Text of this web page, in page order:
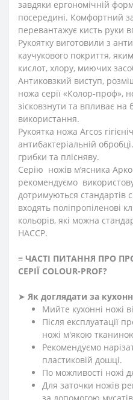
завдяки ергономічній
посередині. Комфортний
перевантажує кисть руки
Рукоятку виготовили з
каучукового покриття,
кислот, хлору, миючих
Антиковзкий виступ,
ножа серії «Колор-проф»,
зісковзнути та впливає на
використання.
Рукоятка ножа Аrcos
антибактеріальній
грибки та плісняву.
Серію ножів м’ясника
рекомендуємо
дотримуються стандартів
входять поліпропіленові
кольорів, які можна
НАССР.
≡ ЧАСТІ ПИТАННЯ ПРО
СЕРІЇ СOLOUR-PROF?
➤ Як доглядати за
Мийте кухонні ножі
Після експлуатації
ножі м'якою
Рекомендуємо
пластиковій дошці.
По можливості ножі
Для заточки ножів